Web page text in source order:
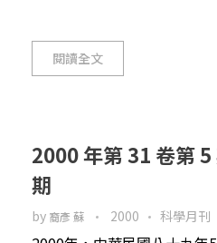
閱讀全文
2000 年第 31 卷第
期
by 裔彥 蘇 2000 科學月刊